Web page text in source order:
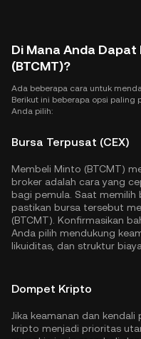
Di Mana Anda
(BTCMT)?
Ada beberapa cara untuk
Berikut ini beberapa opsi paling
Anda pilih:
Bursa Terpusat (CEX)
Membeli Minto (BTCMT)
broker adalah cara yang
bagi pemula. Saat memilih
pastikan bursa tersebut
(BTCMT). Konfirmasikan
Anda pilih mendukung
likuiditas, dan struktur
Dompet Kripto
Jika keamanan dan
kripto menjadi prioritas